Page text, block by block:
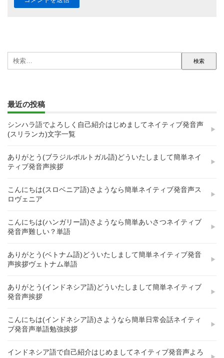
索:
最近の投稿
シンハラ語でよろしく自己紹介はじめましてネイティブ発音声
(スリランカ)文字一覧
ありがとう(ブラジルポルトガル語)どういたしまして簡単ネイ
ティブ発音声挨拶
こんにちは(スロベニア語)さようなら簡単ネイティブ発音声ス
ロヴェニア
こんにちは(ハンガリー語)さようなら簡単あいさつネイティブ
発音声難しい？単語
ありがとう(ベトナム語)どういたしまして簡単ネイティブ発音
声挨拶ヴェトナム単語
ありがとう(インドネシア語)どういたしまして簡単ネイティブ
発音声挨拶
こんにちは(インドネシア語)さようなら簡単日常会話ネイティ
ブ発音声単語勉強挨拶
インドネシア語で自己紹介はじめましてネイティブ発音声よろ